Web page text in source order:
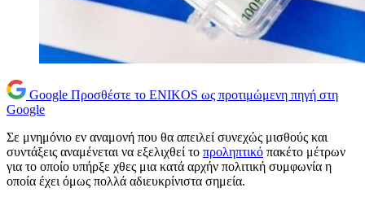
Google Προσθέστε το ENIKOS ως προτιμώμενη πηγή στη
Google
Σε μνημόνιο εν αναμονή που θα απειλεί συνεχώς μισθούς και
συντάξεις αναμένεται να εξελιχθεί το προληπτικό πακέτο μέτρων
για το οποίο υπήρξε χθες μια κατά αρχήν πολιτική συμφωνία η
οποία έχει όμως πολλά αδιευκρίνιστα σημεία.